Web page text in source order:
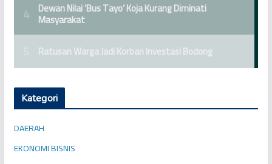
Kategori
DAERAH
EKONOMI BISNIS